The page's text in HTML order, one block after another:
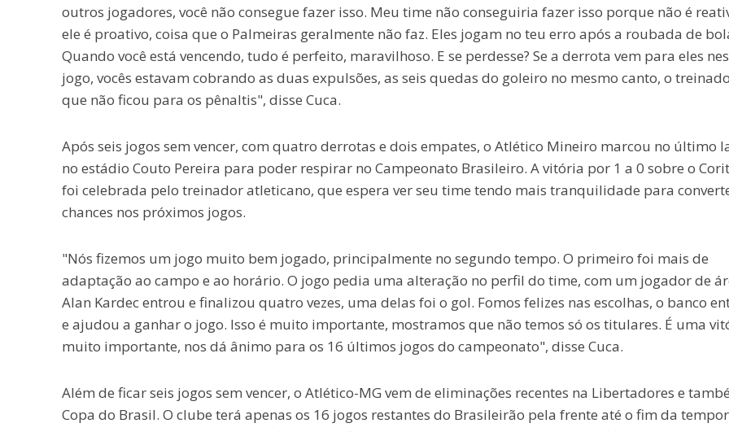
outros jogadores, você não consegue fazer isso. Meu time não conseguiria fazer isso porque não é
ele é proativo, coisa que o Palmeiras geralmente não faz. Eles jogam no teu erro após a roubada de
Quando você está vencendo, tudo é perfeito, maravilhoso. E se perdesse? Se a derrota vem para eles
jogo, vocês estavam cobrando as duas expulsões, as seis quedas do goleiro no mesmo canto, o
que não ficou para os pênaltis", disse Cuca.
Após seis jogos sem vencer, com quatro derrotas e dois empates, o Atlético Mineiro marcou no último
no estádio Couto Pereira para poder respirar no Campeonato Brasileiro. A vitória por 1 a 0 sobre o
foi celebrada pelo treinador atleticano, que espera ver seu time tendo mais tranquilidade para
chances nos próximos jogos.
"Nós fizemos um jogo muito bem jogado, principalmente no segundo tempo. O primeiro foi mais de
adaptação ao campo e ao horário. O jogo pedia uma alteração no perfil do time, com um jogador de
Alan Kardec entrou e finalizou quatro vezes, uma delas foi o gol. Fomos felizes nas escolhas, o banco
e ajudou a ganhar o jogo. Isso é muito importante, mostramos que não temos só os titulares. É uma
muito importante, nos dá ânimo para os 16 últimos jogos do campeonato", disse Cuca.
Além de ficar seis jogos sem vencer, o Atlético-MG vem de eliminações recentes na Libertadores e
Copa do Brasil. O clube terá apenas os 16 jogos restantes do Brasileirão pela frente até o fim da